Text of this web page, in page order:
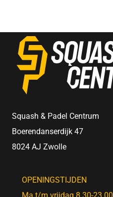
Squash & Padel Centrum
Boerendanserdijk 47
8024 AJ Zwolle
OPENINGSTIJDEN